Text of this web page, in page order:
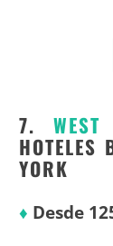
7.
HOTELES
YORK
♦ Desde